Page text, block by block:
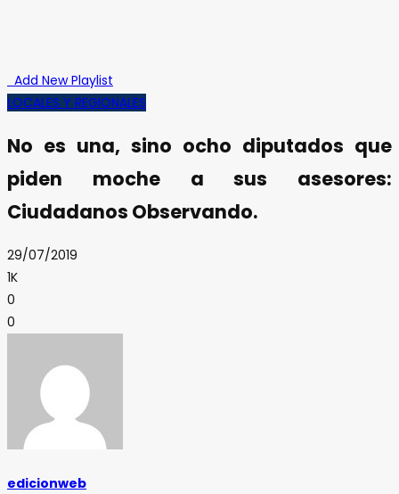
Add New Playlist
LOCALES Y REGIONALES
No es una, sino ocho diputados que
piden moche a sus asesores:
Ciudadanos Observando.
29/07/2019
1K
0
0
edicionweb